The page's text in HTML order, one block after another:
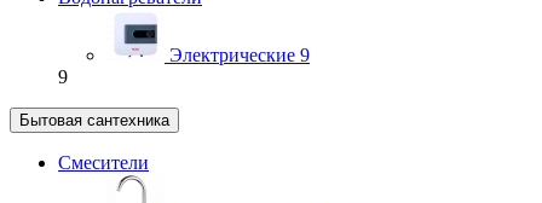
Электрические 9
9
Бытовая сантехника
Смесители